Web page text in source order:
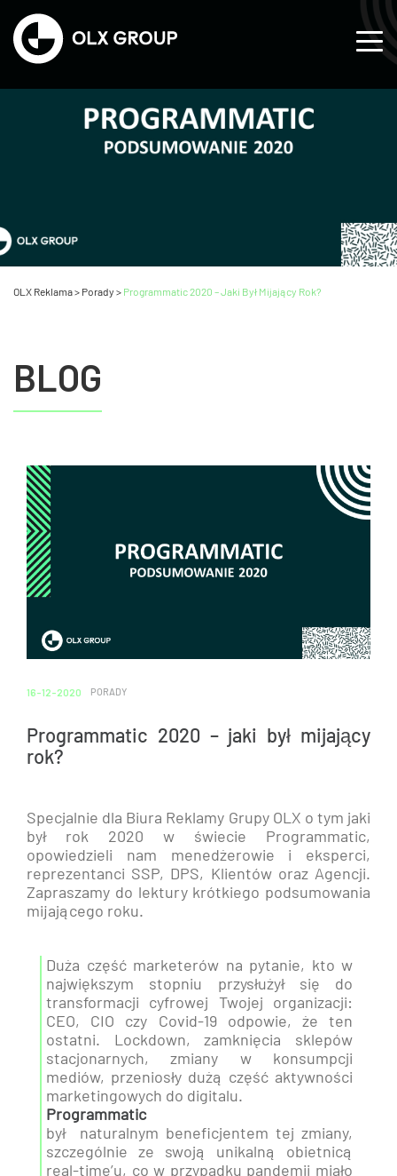
OLX Reklama> Porady > Programmatic 2020 – Jaki Był Mijający Rok?
BLOG
16-12-2020 PORADY
Programmatic 2020 – jaki był mijający
rok?
Specjalnie dla Biura Reklamy Grupy OLX o tym jaki
był rok 2020 w świecie Programmatic,
opowiedzieli nam menedżerowie i eksperci,
reprezentanci SSP, DPS, Klientów oraz Agencji.
Zapraszamy do lektury krótkiego podsumowania
mijającego roku.
Duża część marketerów na pytanie, kto w
największym stopniu przysłużył się do
transformacji cyfrowej Twojej organizacji:
CEO, CIO czy Covid-19 odpowie, że ten
ostatni. Lockdown, zamknięcia sklepów
stacjonarnych, zmiany w konsumpcji
mediów, przeniosły dużą część aktywności
marketingowych do digitalu.
Programmatic
był naturalnym beneficjentem tej zmiany,
szczególnie ze swoją unikalną obietnicą
real-time’u, co w przypadku pandemii miało